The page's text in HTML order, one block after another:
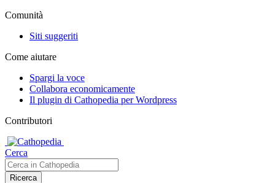
Comunità
Siti suggeriti
Come aiutare
Spargi la voce
Collabora economicamente
Il plugin di Cathopedia per Wordpress
Contributori
Cerca
Ricerca